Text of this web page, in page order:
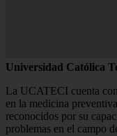
Universidad Católica
La UCATECI cuenta
en la medicina
reconocidos por su
problemas en el campo